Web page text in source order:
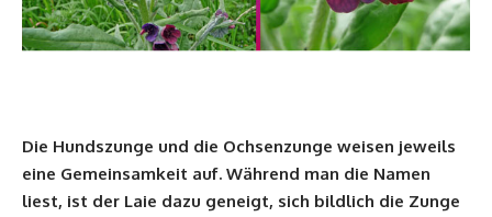
Die Hundszunge und die Ochsenzunge weisen jeweils
eine Gemeinsamkeit auf. Während man die Namen
liest, ist der Laie dazu geneigt, sich bildlich die Zunge